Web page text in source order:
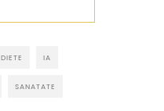
DIETE IA
SANATATE